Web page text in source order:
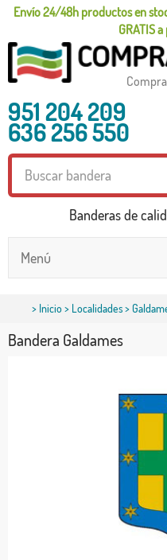
Envío 24/48h productos en
GRATIS
951 204 209
636 256 550
Banderas de
Menú
> Inicio> Localidades>
Bandera Galdames